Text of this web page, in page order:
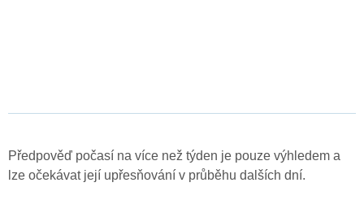
Předpověď počasí na více než týden je pouze výhledem a
lze očekávat její upřesňování v průběhu dalších dní.